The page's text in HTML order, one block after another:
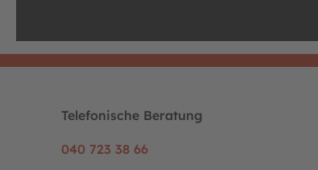
Telefonische Beratung
040 723 38 66